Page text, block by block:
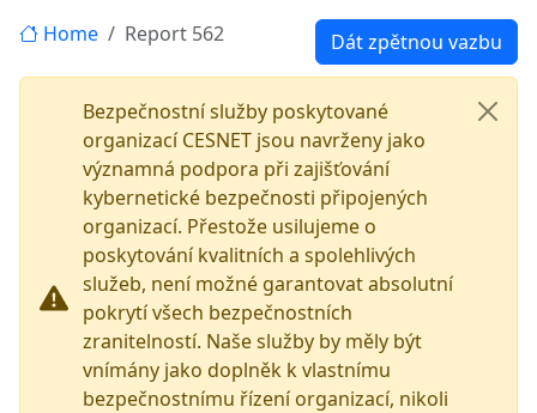
Home Report 562 Dát zpětnou vazbu
Bezpečnostní služby poskytované
organizací CESNET jsou navrženy jako
významná podpora při zajišťování
kybernetické bezpečnosti připojených
organizací. Přestože usilujeme o
poskytování kvalitních a spolehlivých
služeb, není možné garantovat absolutní
pokrytí všech bezpečnostních
zranitelností. Naše služby by měly být
vnímány jako doplněk k vlastnímu
bezpečnostnímu řízení organizací, nikoli